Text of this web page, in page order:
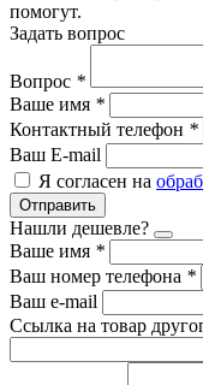
помогут.
Задать вопрос
Вопрос *
Ваше имя *
Контактный телефон *
Ваш E-mail
Я согласен на
Отправить
Нашли дешевле?
Ваше имя *
Ваш номер телефона *
Ваш e-mail
Ссылка на товар